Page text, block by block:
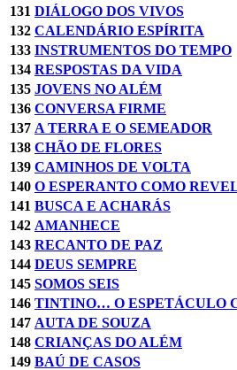
131 DIÁLOGO DOS VIVOS
132 CALENDÁRIO ESPÍRITA
133 INSTRUMENTOS DO TEMPO
134 RESPOSTAS DA VIDA
135 JOVENS NO ALÉM
136 CONVERSA FIRME
137 A TERRA E O SEMEADOR
138 CHÃO DE FLORES
139 CAMINHOS DE VOLTA
140 O ESPERANTO COMO
141 BUSCA E ACHARÁS
142 AMANHECE
143 RECANTO DE PAZ
144 DEUS SEMPRE
145 SOMOS SEIS
146 TINTINO… O ESPETÁCULO
147 AUTA DE SOUZA
148 CRIANÇAS DO ALÉM
149 BAÚ DE CASOS